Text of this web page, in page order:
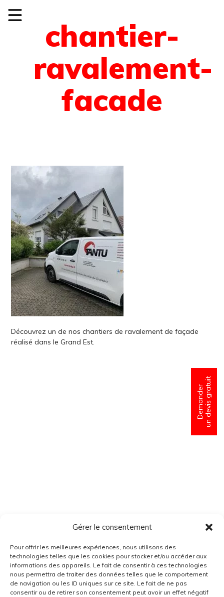
Gérer le consentement
Pour offrir les meilleures expériences, nous utilisons des
technologies telles que les cookies pour stocker et/ou accéder aux
informations des appareils. Le fait de consentir à ces technologies
nous permettra de traiter des données telles que le comportement
de navigation ou les ID uniques sur ce site. Le fait de ne pas
consentir ou de retirer son consentement peut avoir un effet négatif
Demanderun devis gratuit
chantier-
ravalement-
facade
Découvrez un de nos chantiers de ravalement de façade
réalisé dans le Grand Est.